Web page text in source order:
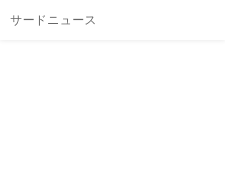
サードニュース